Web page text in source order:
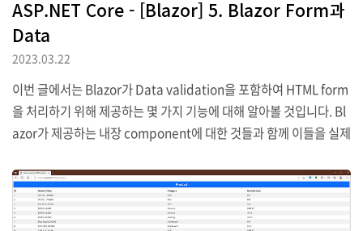
ASP.NET Core - [Blazor] 5. Blazor Form과
Data
2023.03.22
이번 글에서는 Blazor가 Data validation을 포함하여 HTML form
을 처리하기 위해 제공하는 몇 가지 기능에 대해 알아볼 것입니다. Bl
azor가 제공하는 내장 component에 대한 것들과 함께 이들을 실제
work Core를 통해 어떤 형태로 예상하지 못한 결과를 유발하고 또
이러한 issue를 어떻게 해결할 수 있는지 등을 포함할 것입니다. 마지
막으로 CRUD(Create, Reading, Updating, Deleting)가 가능한